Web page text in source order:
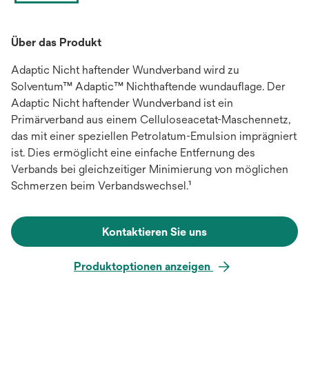
Über das Produkt
Adaptic Nicht haftender Wundverband wird zu
Solventum™ Adaptic™ Nichthaftende wundauflage. Der
Adaptic Nicht haftender Wundverband ist ein
Primärverband aus einem Celluloseacetat-Maschennetz,
das mit einer speziellen Petrolatum-Emulsion imprägniert
ist. Dies ermöglicht eine einfache Entfernung des
Verbands bei gleichzeitiger Minimierung von möglichen
Schmerzen beim Verbandswechsel.¹
Kontaktieren Sie uns
Produktoptionen anzeigen